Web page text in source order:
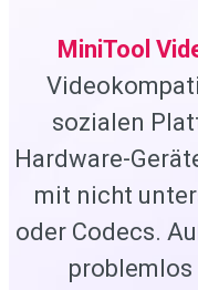
MiniTool
sozialen
Hardware-
mit nicht
oder Codecs.
problemlos